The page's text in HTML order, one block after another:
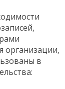
организации,
в